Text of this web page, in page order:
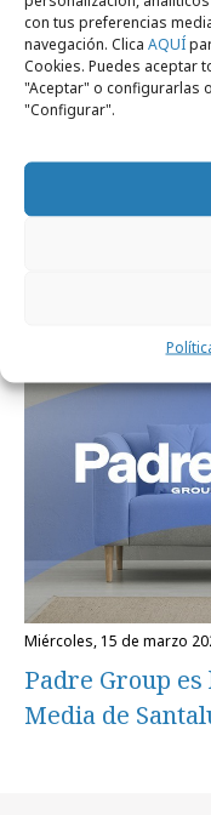
con tus preferencias
navegación. Clica AQUÍ
Cookies. Puedes aceptar
"Aceptar" o configurarlas
"Configurar".
SsangYong
miércoles, 15 de marzo
Padre Group
Media de